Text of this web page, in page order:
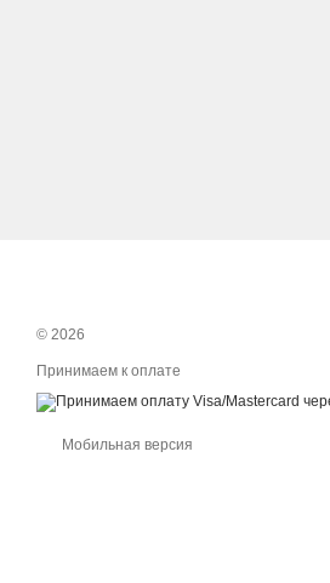
© 2026
Принимаем к оплате
Мобильная версия